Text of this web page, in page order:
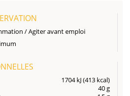
/ Agiter avant emploi
1704 kJ (413 kcal)
40 g